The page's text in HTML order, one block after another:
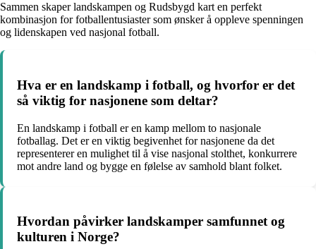
Sammen skaper landskampen og Rudsbygd kart en perfekt
kombinasjon for fotballentusiaster som ønsker å oppleve spenningen
og lidenskapen ved nasjonal fotball.
Hva er en landskamp i fotball, og hvorfor er det
så viktig for nasjonene som deltar?
En landskamp i fotball er en kamp mellom to nasjonale
fotballag. Det er en viktig begivenhet for nasjonene da det
representerer en mulighet til å vise nasjonal stolthet, konkurrere
mot andre land og bygge en følelse av samhold blant folket.
Hvordan påvirker landskamper samfunnet og
kulturen i Norge?